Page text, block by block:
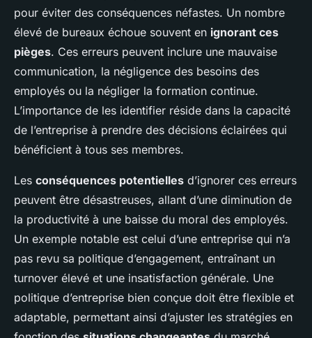
pour éviter des conséquences néfastes. Un nombre
élevé de bureaux échoue souvent en ignorant ces
pièges. Ces erreurs peuvent inclure une mauvaise
communication, la négligence des besoins des
employés ou la négliger la formation continue.
L’importance de les identifier réside dans la capacité
de l’entreprise à prendre des décisions éclairées qui
bénéficient à tous ses membres.
Les conséquences potentielles d’ignorer ces erreurs
peuvent être désastreuses, allant d’une diminution de
la productivité à une baisse du moral des employés.
Un exemple notable est celui d’une entreprise qui n’a
pas revu sa politique d’engagement, entraînant un
turnover élevé et une insatisfaction générale. Une
politique d’entreprise bien conçue doit être flexible et
adaptable, permettant ainsi d’ajuster les stratégies en